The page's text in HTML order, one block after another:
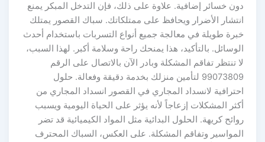
دون خسائر إضافية. علاوة على ذلك، فإن التدخل المبكر يمنع
انتشار الأضرار ويحافظ على ممتلكاتك. سباك القصور يمتلك
خبرة طويلة في معالجة جميع أنواع التسربات باستخدام أحدث
الوسائل. بالتأكيد، هذا يمنحك راحة وسلامة أكبر. لهذا السبب،
لا تنتظر تفاقم المشكلة وبادر الآن بالاتصال على الرقم
99073809 لتأمين منزلك بخدمة دقيقة وفعالة. حلول
احترافية لانسداد المجاري في القصور انسداد المجاري من
أكثر المشكلات إزعاجاً لأنه يؤثر على الحياة اليومية ويسبب
روائح كريهة. الحلول البدائية مثل المواد الكيميائية قد تضر
المواسير وتفاقم المشكلة. على العكس، السباك المحترف